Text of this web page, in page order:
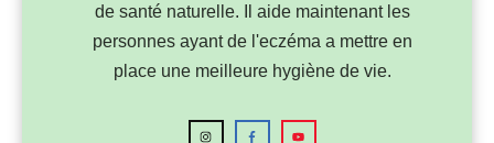
de santé naturelle. Il aide maintenant les
personnes ayant de l'eczéma a mettre en
place une meilleure hygiène de vie.